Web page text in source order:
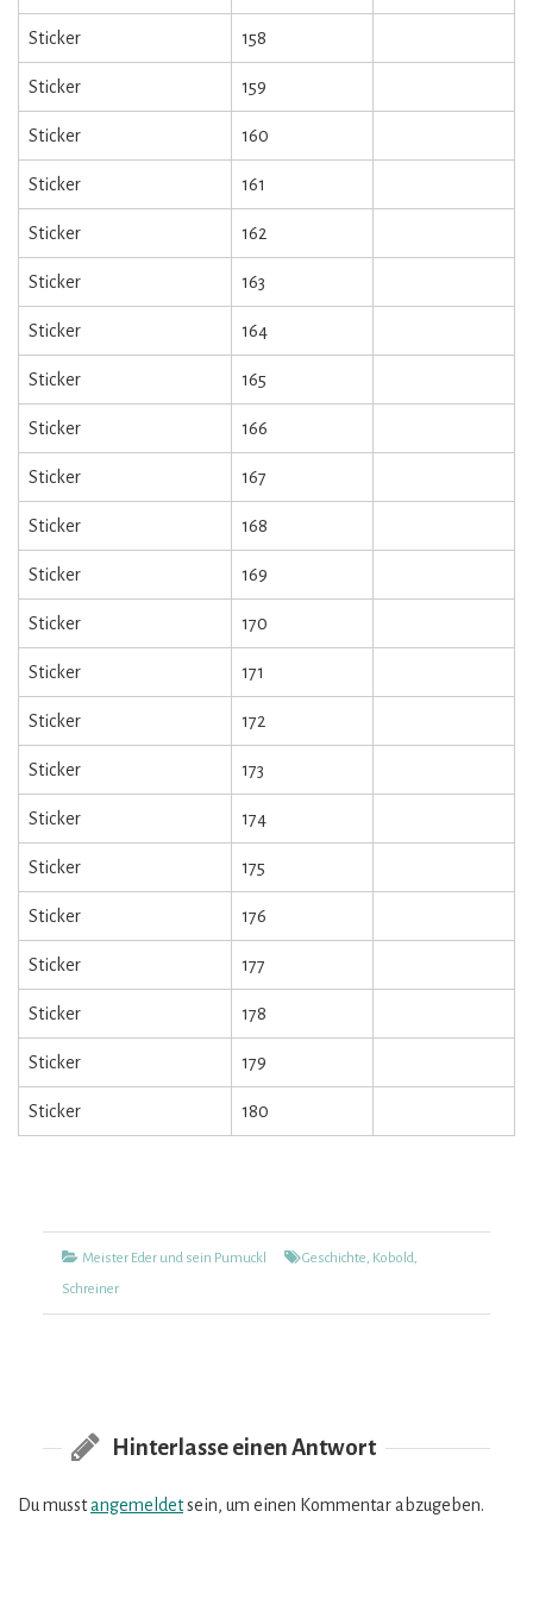
Sticker 158
Sticker 159
Sticker 160
Sticker 161
Sticker 162
Sticker 163
Sticker 164
Sticker 165
Sticker 166
Sticker 167
Sticker 168
Sticker 169
Sticker 170
Sticker 171
Sticker 172
Sticker 173
Sticker 174
Sticker 175
Sticker 176
Sticker 177
Sticker 178
Sticker 179
Sticker 180
Kategorien
Meister Eder und sein Pumuckl TagsGeschichte, Kobold,
Schreiner
Hinterlasse einen Antwort
Du musstangemeldetsein, um einen Kommentar abzugeben.